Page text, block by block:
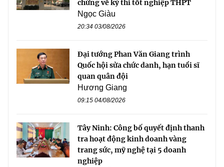
chứng về kỳ thi tốt nghiệp THPT
Ngọc Giàu
20:34 03/08/2026
Đại tướng Phan Văn Giang trình
Quốc hội sửa chức danh, hạn tuổi sĩ
quan quân đội
Hương Giang
09:15 04/08/2026
Tây Ninh: Công bố quyết định thanh
tra hoạt động kinh doanh vàng
trang sức, mỹ nghệ tại 5 doanh
nghiệp